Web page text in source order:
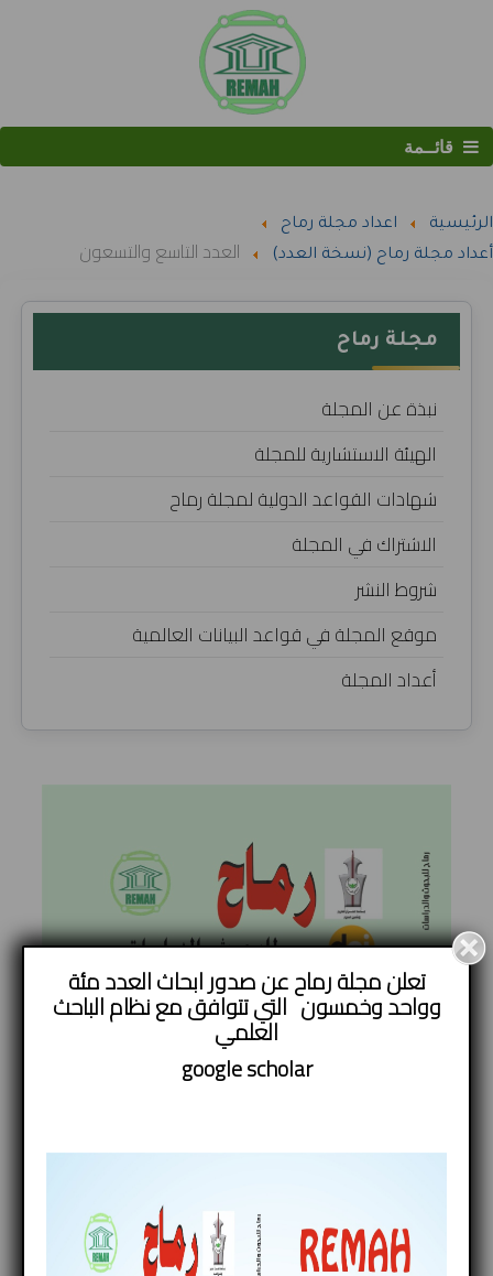
قائــمة
الرئيسية
اعداد مجلة رماح
أعداد مجلة رماح (نسخة العدد)
العدد التاسع والتسعون
مجلة رماح
نبذة عن المجلة
الهيئة الاستشارية للمجلة
شهادات القواعد الدولية لمجلة رماح
الاشتراك في المجلة
شروط النشر
موقع المجلة في قواعد البيانات العالمية
أعداد المجلة
تعلن مجلة رماح عن صدور ابحاث العدد مئة
وواحد وخمسون التي تتوافق مع نظام الباحث
العلمي
googlescholar